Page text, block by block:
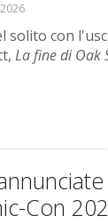
con
La fine di Oak
Con